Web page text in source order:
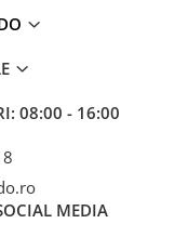
08:00 - 16:00
MEDIA